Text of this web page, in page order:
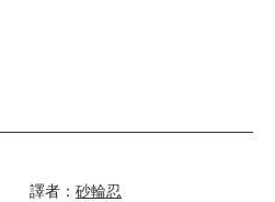
譯者： 砂輪忍